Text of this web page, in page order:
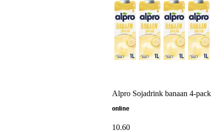
Alpro Sojadrink banaan 4-pack
online
10.60